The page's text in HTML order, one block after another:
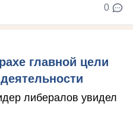
0
главной цели
либералов увидел